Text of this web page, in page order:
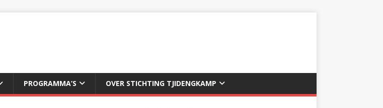
PROGRAMMA’S OVER STICHTING TJIDENGKAMP